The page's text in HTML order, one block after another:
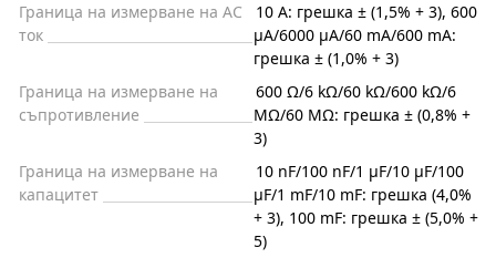
Граница на измерване на AC
ток
10 A: грешка ± (1,5% + 3), 600
µA/6000 µA/60 mA/600 mA:
грешка ± (1,0% + 3)
Граница на измерване на
съпротивление
600 Ω/6 kΩ/60 kΩ/600 kΩ/6
MΩ/60 MΩ: грешка ± (0,8% +
3)
Граница на измерване на
капацитет
10 nF/100 nF/1 μF/10 μF/100
μF/1 mF/10 mF: грешка (4,0%
+ 3), 100 mF: грешка ± (5,0% +
5)